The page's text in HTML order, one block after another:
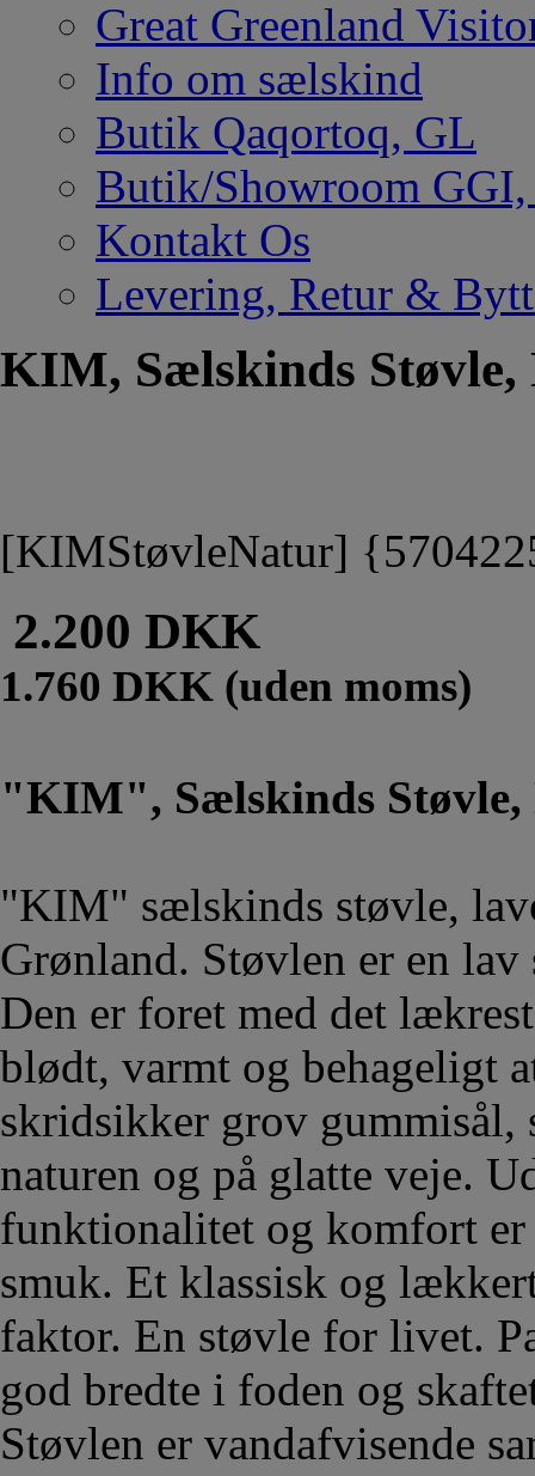
Great Greenland
Info om sælskind
Butik Qaqortoq, GL
Butik/Showroom
Kontakt Os
Levering, Retur &
KIM, Sælskinds Støvle,
[KIMStøvleNatur]
2.200 DKK
1.760 DKK (uden moms)
"KIM", Sælskinds
"KIM" sælskinds støvle,
Grønland. Støvlen er en
Den er foret med det
blødt, varmt og behageligt
skridsikker grov
naturen og på glatte veje.
funktionalitet og komfort
smuk. Et klassisk og
faktor. En støvle for livet.
god bredte i foden og
Støvlen er vandafvisende